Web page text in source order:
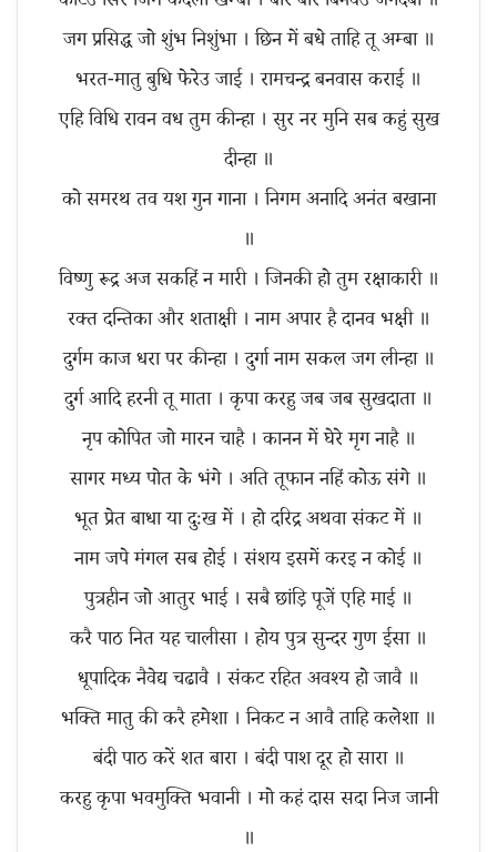
जग प्रसिद्ध जो शुंभ निशुंभा । छिन में बधे ताहि तू अम्बा ॥
भरत-मातु बुधि फेरेउ जाई । रामचन्द्र बनवास कराई ॥
एहि विधि रावन वध तुम कीन्हा । सुर नर मुनि सब कहुं सुख
दीन्हा ॥
को समरथ तव यश गुन गाना । निगम अनादि अनंत बखाना
॥
विष्णु रूद्र अज सकहिं न मारी । जिनकी हो तुम रक्षाकारी ॥
रक्त दन्तिका और शताक्षी । नाम अपार है दानव भक्षी ॥
दुर्गम काज धरा पर कीन्हा । दुर्गा नाम सकल जग लीन्हा ॥
दुर्ग आदि हरनी तू माता । कृपा करहु जब जब सुखदाता ॥
नृप कोपित जो मारन चाहै । कानन में घेरे मृग नाहै ॥
सागर मध्य पोत के भंगे । अति तूफान नहिं कोऊ संगे ॥
भूत प्रेत बाधा या दुःख में । हो दरिद्र अथवा संकट में ॥
नाम जपे मंगल सब होई । संशय इसमें करइ न कोई ॥
पुत्रहीन जो आतुर भाई । सबै छांड़ि पूजें एहि माई ॥
करै पाठ नित यह चालीसा । होय पुत्र सुन्दर गुण ईसा ॥
धूपादिक नैवेद्य चढावै । संकट रहित अवश्य हो जावै ॥
भक्ति मातु की करै हमेशा । निकट न आवै ताहि कलेशा ॥
बंदी पाठ करें शत बारा । बंदी पाश दूर हो सारा ॥
करहु कृपा भवमुक्ति भवानी । मो कहं दास सदा निज जानी